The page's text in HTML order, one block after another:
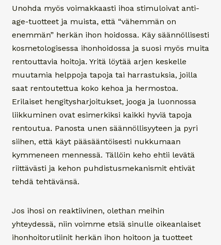
Unohda myös voimakkaasti ihoa stimuloivat anti-
age-tuotteet ja muista, että “vähemmän on
enemmän” herkän ihon hoidossa. Käy säännöllisesti
kosmetologisessa ihonhoidossa ja suosi myös muita
rentouttavia hoitoja. Yritä löytää arjen keskelle
muutamia helppoja tapoja tai harrastuksia, joilla
saat rentoutettua koko kehoa ja hermostoa.
Erilaiset hengitysharjoitukset, jooga ja luonnossa
liikkuminen ovat esimerkiksi kaikki hyviä tapoja
rentoutua. Panosta unen säännöllisyyteen ja pyri
siihen, että käyt pääsääntöisesti nukkumaan
kymmeneen mennessä. Tällöin keho ehtii levätä
riittävästi ja kehon puhdistusmekanismit ehtivät
tehdä tehtävänsä.
Jos ihosi on reaktiivinen, olethan meihin
yhteydessä, niin voimme etsiä sinulle oikeanlaiset
ihonhoitorutiinit herkän ihon hoitoon ja tuotteet